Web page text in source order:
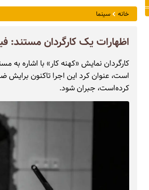
خانه سینما
اظهارات یک کارگردان مستند:
کارگردان نمایش «کهنه کار» با اشاره
است، عنوان کرد این اجرا تاکنون برایش
کرده‌است، جبران شود.